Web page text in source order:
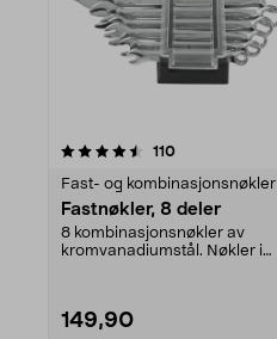
110anmeldelser
Fast- og kombinasjonsnøkler
Fastnøkler, 8 deler
8 kombinasjonsnøkler av
kromvanadiumstål. Nøkler i
149,90